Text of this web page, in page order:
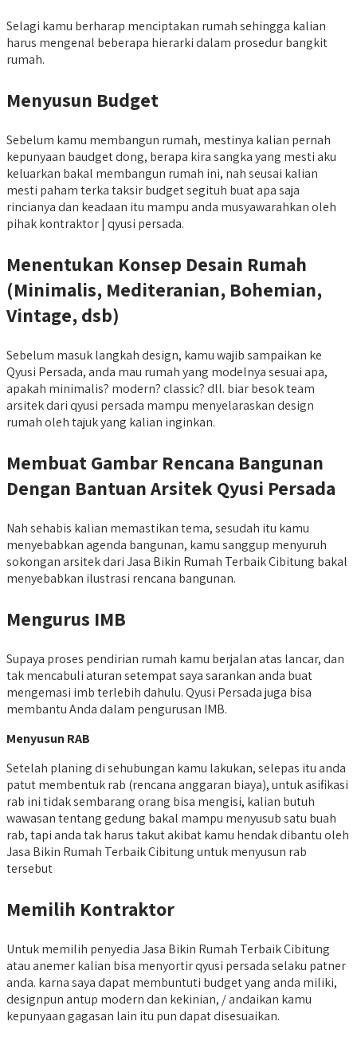
Selagi kamu berharap menciptakan rumah sehingga kalian
harus mengenal beberapa hierarki dalam prosedur bangkit
rumah.
Menyusun Budget
Sebelum kamu membangun rumah, mestinya kalian pernah
kepunyaan baudget dong, berapa kira sangka yang mesti aku
keluarkan bakal membangun rumah ini, nah seusai kalian
mesti paham terka taksir budget segituh buat apa saja
rincianya dan keadaan itu mampu anda musyawarahkan oleh
pihak kontraktor | qyusi persada.
Menentukan Konsep Desain Rumah
(Minimalis, Mediteranian, Bohemian,
Vintage, dsb)
Sebelum masuk langkah design, kamu wajib sampaikan ke
Qyusi Persada, anda mau rumah yang modelnya sesuai apa,
apakah minimalis? modern? classic? dll. biar besok team
arsitek dari qyusi persada mampu menyelaraskan design
rumah oleh tajuk yang kalian inginkan.
Membuat Gambar Rencana Bangunan
Dengan Bantuan Arsitek Qyusi Persada
Nah sehabis kalian memastikan tema, sesudah itu kamu
menyebabkan agenda bangunan, kamu sanggup menyuruh
sokongan arsitek dari Jasa Bikin Rumah Terbaik Cibitung bakal
menyebabkan ilustrasi rencana bangunan.
Mengurus IMB
Supaya proses pendirian rumah kamu berjalan atas lancar, dan
tak mencabuli aturan setempat saya sarankan anda buat
mengemasi imb terlebih dahulu. Qyusi Persada juga bisa
membantu Anda dalam pengurusan IMB.
Menyusun RAB
Setelah planing di sehubungan kamu lakukan, selepas itu anda
patut membentuk rab (rencana anggaran biaya), untuk asifikasi
rab ini tidak sembarang orang bisa mengisi, kalian butuh
wawasan tentang gedung bakal mampu menyusub satu buah
rab, tapi anda tak harus takut akibat kamu hendak dibantu oleh
Jasa Bikin Rumah Terbaik Cibitung untuk menyusun rab
tersebut
Memilih Kontraktor
Untuk memilih penyedia Jasa Bikin Rumah Terbaik Cibitung
atau anemer kalian bisa menyortir qyusi persada selaku patner
anda. karna saya dapat membuntuti budget yang anda miliki,
designpun antup modern dan kekinian, / andaikan kamu
kepunyaan gagasan lain itu pun dapat disesuaikan.